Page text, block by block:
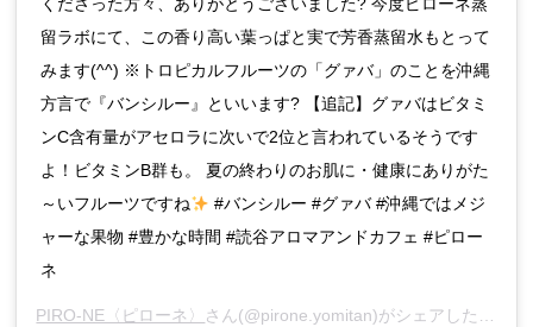
くださった方々、ありがとうございました? 今度ピローネ蒸
留ラボにて、この香り高い葉っぱと実で芳香蒸留水もとって
みます(^^) ※トロピカルフルーツの「グァバ」のことを沖縄
方言で『バンシルー』といいます? 【追記】グァバはビタミ
ンC含有量がアセロラに次いで2位と言われているそうです
よ！ビタミンB群も。 夏の終わりのお肌に・健康にありがた
～いフルーツですね
#バンシルー #グァバ #沖縄ではメジ
ャーな果物 #豊かな時間 #読谷アロマアンドカフェ #ピロー
ネ
PIRO-NE〈ピローネ〉 さん(@pirone.yomitan)がシェアした投稿 –